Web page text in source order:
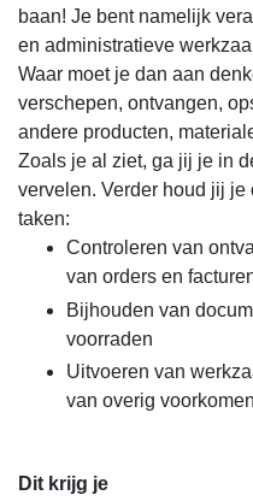
baan! Je bent namelijk
en administratieve
Waar moet je dan aan
verschepen, ontvangen,
andere producten,
Zoals je al ziet, ga jij je in
vervelen. Verder houd jij
taken:
Controleren van
van orders en
Bijhouden van
voorraden
Uitvoeren van
van overig
Dit krijg je